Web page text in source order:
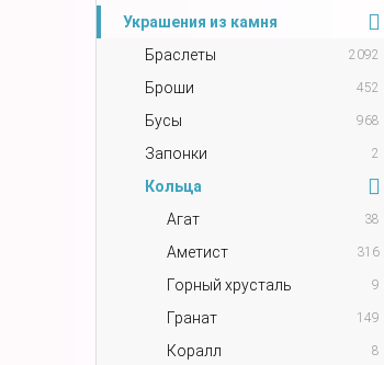
Украшения из камня
Браслеты
2092
Броши 452
Бусы 968
Запонки 2
Кольца
Агат
38
Аметист 316
Горный хрусталь 9
Гранат 149
Коралл 8